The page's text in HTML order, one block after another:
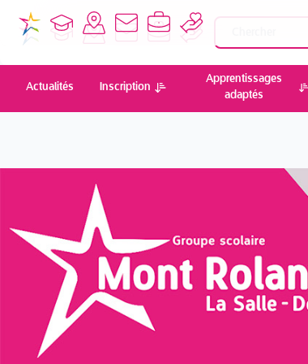
Actualités Inscription
Apprentissages
adaptés